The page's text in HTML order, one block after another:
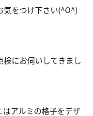
気をつけ下さい(^O^)
にお伺いしてきまし
アルミの格子をデザ